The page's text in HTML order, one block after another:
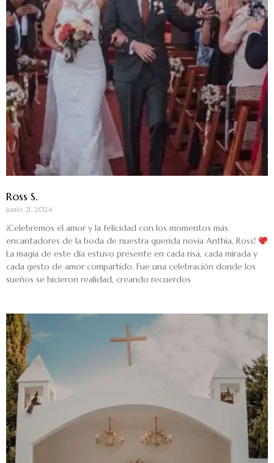
Ross S.
junio 21, 2024
¡Celebremos el amor y la felicidad con los momentos más
encantadores de la boda de nuestra querida novia Anthia, Ross!
La magia de este día estuvo presente en cada risa, cada mirada y
cada gesto de amor compartido. Fue una celebración donde los
sueños se hicieron realidad, creando recuerdos